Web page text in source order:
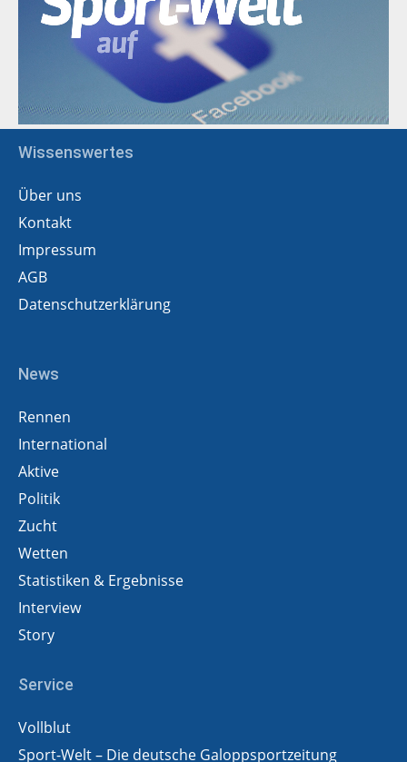
Wissenswertes
Über uns
Kontakt
Impressum
AGB
Datenschutzerklärung
News
Rennen
International
Aktive
Politik
Zucht
Wetten
Statistiken & Ergebnisse
Interview
Story
Service
Vollblut
Sport-Welt – Die deutsche Galoppsportzeitung